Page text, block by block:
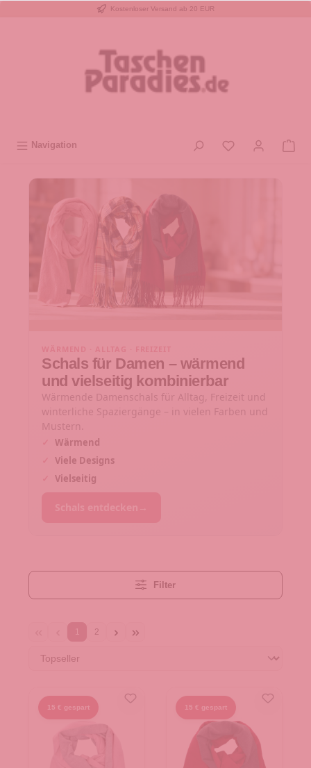
Kostenloser Versand ab 20 EUR
Navigation
Schals für Damen – wärmend
und vielseitig kombinierbar
Wärmende Damenschals für Alltag, Freizeit und
winterliche Spaziergänge – in vielen Farben und
Mustern.
Wärmend
Viele Designs
Vielseitig
Filter
1 2
15 € gespart 15 € gespart